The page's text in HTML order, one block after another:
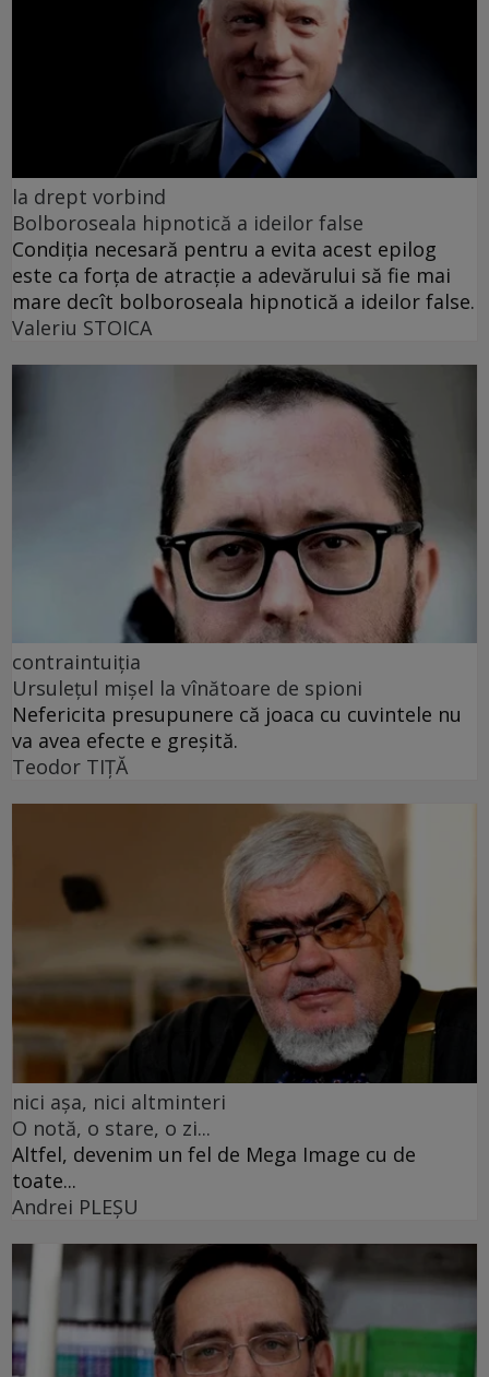
la drept vorbind
Bolboroseala hipnotică a ideilor false
Condiția necesară pentru a evita acest epilog
este ca forța de atracție a adevărului să fie mai
mare decît bolboroseala hipnotică a ideilor false.
Valeriu STOICA
contraintuiția
Ursulețul mișel la vînătoare de spioni
Nefericita presupunere că joaca cu cuvintele nu
va avea efecte e greșită.
Teodor TIŢĂ
nici așa, nici altminteri
O notă, o stare, o zi...
Altfel, devenim un fel de Mega Image cu de
toate...
Andrei PLEŞU